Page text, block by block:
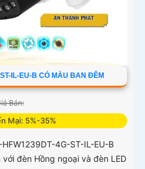
IL-EU-B CÓ MÀU BAN ĐÊM
Bán:
Mại: 5%-35%
4G-ST-IL-EU-B
đèn Hồng ngoại và đèn LED